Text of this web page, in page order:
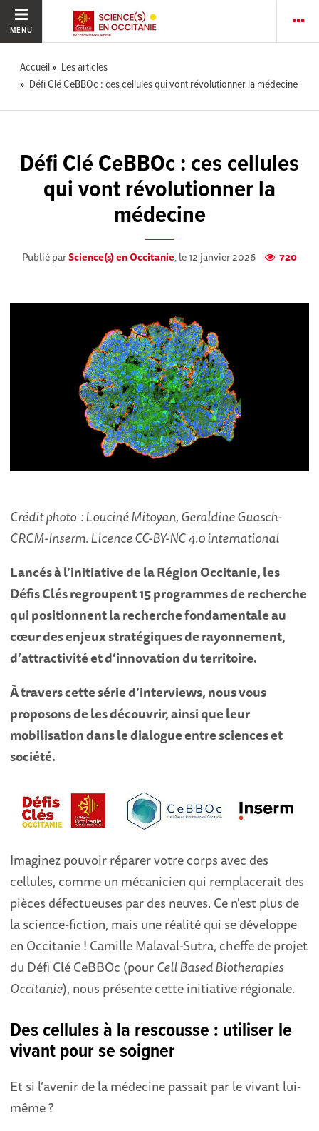
MENU
Accueil
Les articles
Défi Clé CeBBOc : ces cellules qui vont révolutionner la médecine
Défi Clé CeBBOc : ces cellules
qui vont révolutionner la
médecine
Publié parScience(s) en Occitanie, le 12 janvier 2026 720
Crédit photo : Louciné Mitoyan, Geraldine Guasch-
CRCM-Inserm. Licence CC-BY-NC 4.0 international
Lancés à l’initiative de la Région Occitanie, les
Défis Clés regroupent 15 programmes de recherche
qui positionnent la recherche fondamentale au
cœur des enjeux stratégiques de rayonnement,
d’attractivité et d’innovation du territoire.
À travers cette série d’interviews, nous vous
proposons de les découvrir, ainsi que leur
mobilisation dans le dialogue entre sciences et
société.
Imaginez pouvoir réparer votre corps avec des
cellules, comme un mécanicien qui remplacerait des
pièces défectueuses par des neuves. Ce n'est plus de
la science-fiction, mais une réalité qui se développe
en Occitanie ! Camille Malaval-Sutra, cheffe de projet
du Défi Clé CeBBOc (pourCell Based Biotherapies
Occitanie), nous présente cette initiative régionale.
Des cellules à la rescousse : utiliser le
vivant pour se soigner
Et si l’avenir de la médecine passait par le vivant lui-
même ?